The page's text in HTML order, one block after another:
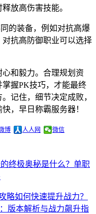
放高伤害技能。
的装备，例如对抗高爆
抗高防御职业可以选择
和毅力。合理规划资
握PK技巧，才能最终
记住，细节决定成败，
，早日称霸服务器！
博 人人网 微信
终极奥秘是什么？ 单职
略如何快速提升战力？
版本解析与战力飙升指